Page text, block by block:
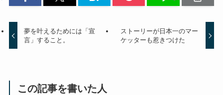
夢を叶えるためには「宣
言」すること。
ストーリーが日本一のマー
ケッターも惹きつけた
この記事を書いた人